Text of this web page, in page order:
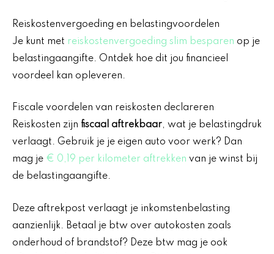
Reiskostenvergoeding en belastingvoordelen
Je kunt met reiskostenvergoeding slim besparen op je
belastingaangifte. Ontdek hoe dit jou financieel
voordeel kan opleveren.
Fiscale voordelen van reiskosten declareren
Reiskosten zijn fiscaal aftrekbaar, wat je belastingdruk
verlaagt. Gebruik je je eigen auto voor werk? Dan
mag je € 0,19 per kilometer aftrekken van je winst bij
de belastingaangifte.
Deze aftrekpost verlaagt je inkomstenbelasting
aanzienlijk. Betaal je btw over autokosten zoals
onderhoud of brandstof? Deze btw mag je ook